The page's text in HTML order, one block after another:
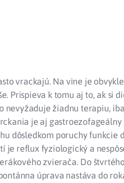
vrackajú. Na vine je
Prispieva k tomu aj to, ak si
nevyžaduje žiadnu terapiu,
je aj
dôsledkom poruchy funkcie
je reflux fyziologický a
zvierača. Do
úprava nastáva do